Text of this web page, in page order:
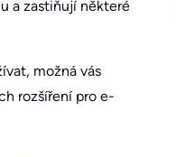
a zastiňují některé
možná vás
rozšíření pro e-